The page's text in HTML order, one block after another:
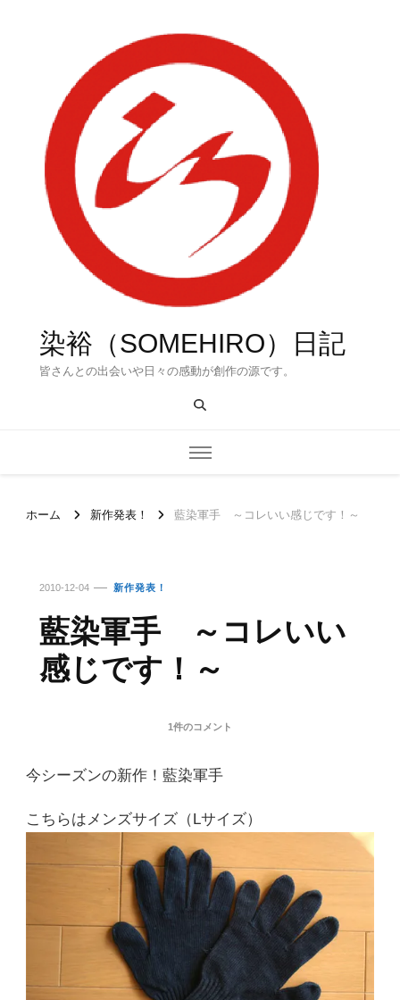
染裕（SOMEHIRO）日記
皆さんとの出会いや日々の感動が創作の源です。
ホーム 新作発表！ 藍染軍手 ～コレいい感じです！～
2010-12-04 新作発表！
藍染軍手 ～コレいい
感じです！～
藍
手
コ
レ
い
い
1件のコメント
今シーズンの新作！藍染軍手
こちらはメンズサイズ（Lサイズ）